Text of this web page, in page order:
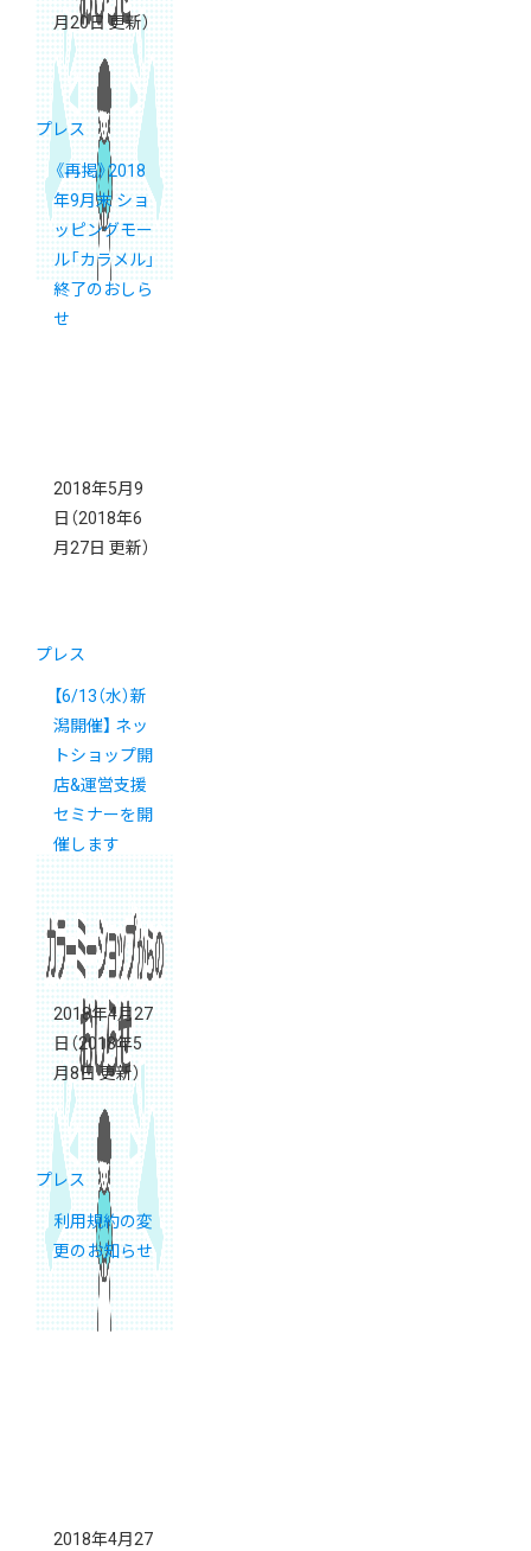
月20日 更新）
プレス
《再掲》2018
年9月末 ショ
ッピングモー
ル「カラメル」
終了のおしら
せ
2018年5月9
日 （2018年6
月27日 更新）
プレス
【6/13（水）新
潟開催】 ネッ
トショップ開
店&運営支援
セミナーを開
催します
2018年4月27
日（2018年5
月8日 更新）
プレス
利用規約の変
更のお知らせ
2018年4月27